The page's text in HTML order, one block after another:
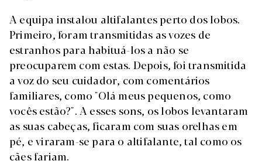
A equipa instalou altifalantes perto dos lobos.
Primeiro, foram transmitidas as vozes de
estranhos para habituá-los a não se
preocuparem com estas. Depois, foi transmitida
a voz do seu cuidador, com comentários
familiares, como "Olá meus pequenos, como
vocês estão?". A esses sons, os lobos levantaram
as suas cabeças, ficaram com suas orelhas em
pé, e viraram-se para o altifalante, tal como os
cães fariam.